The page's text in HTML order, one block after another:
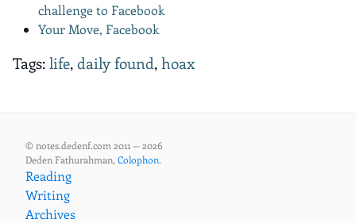
challenge to Facebook
Your Move, Facebook
Tags:life,daily found,hoax
© notes.dedenf.com 2011 — 2026
Deden Fathurahman, Colophon.
Reading
Writing
Archives